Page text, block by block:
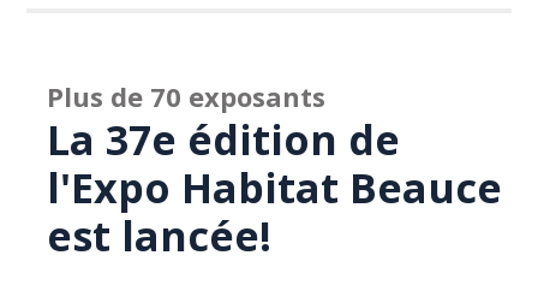
Plus de 70 exposants
La 37e édition de
l'Expo Habitat Beauce
est lancée!